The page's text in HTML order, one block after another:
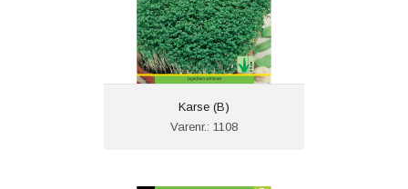
Karse (B)
Varenr.: 1108